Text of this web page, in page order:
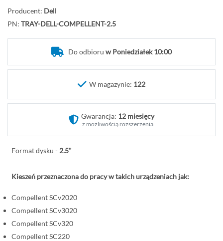
e
d
ź
a
c
t
Producent: Dell
PN: TRAY-DELL-COMPELLENT-2.5
Do odbioru w Poniedziałek 10:00
W magazynie: 122
Gwarancja: 12 miesięcy
z możliwością rozszerzenia
Format dysku - 2.5"
Kieszeń przeznaczona do pracy w takich urządzeniach jak:
Compellent SCv2020
Compellent SCv3020
Compellent SCv320
Compellent SC220